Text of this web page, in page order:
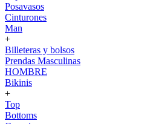
Posavasos
Cinturones
Man
+
Billeteras y bolsos
Prendas Masculinas
HOMBRE
Bikinis
+
Top
Bottoms